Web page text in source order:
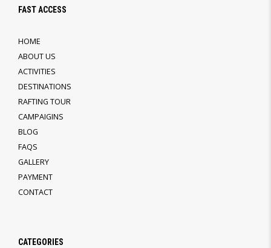
FAST ACCESS
HOME
ABOUT US
ACTIVITIES
DESTINATIONS
RAFTING TOUR
CAMPAIGINS
BLOG
FAQS
GALLERY
PAYMENT
CONTACT
CATEGORIES